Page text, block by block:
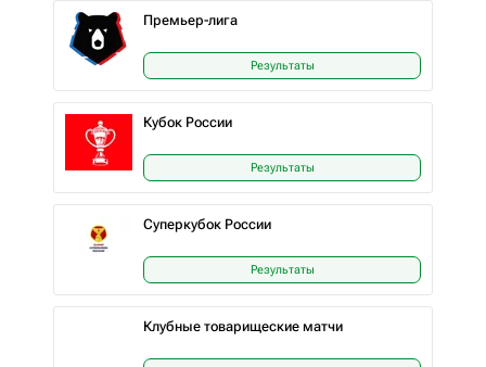
Премьер-лига
Результаты
Кубок России
Результаты
Суперкубок России
Результаты
Клубные товарищеские матчи